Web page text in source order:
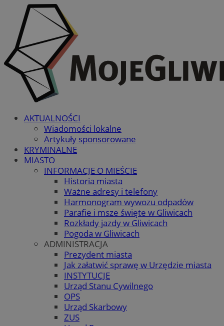
AKTUALNOŚCI
Wiadomości lokalne
Artykuły sponsorowane
KRYMINALNE
MIASTO
INFORMACJE O MIEŚCIE
Historia miasta
Ważne adresy i telefony
Harmonogram wywozu odpadów
Parafie i msze święte w Gliwicach
Rozkłady jazdy w Gliwicach
Pogoda w Gliwicach
ADMINISTRACJA
Prezydent miasta
Jak załatwić sprawę w Urzędzie miasta
INSTYTUCJE
Urząd Stanu Cywilnego
OPS
Urząd Skarbowy
ZUS